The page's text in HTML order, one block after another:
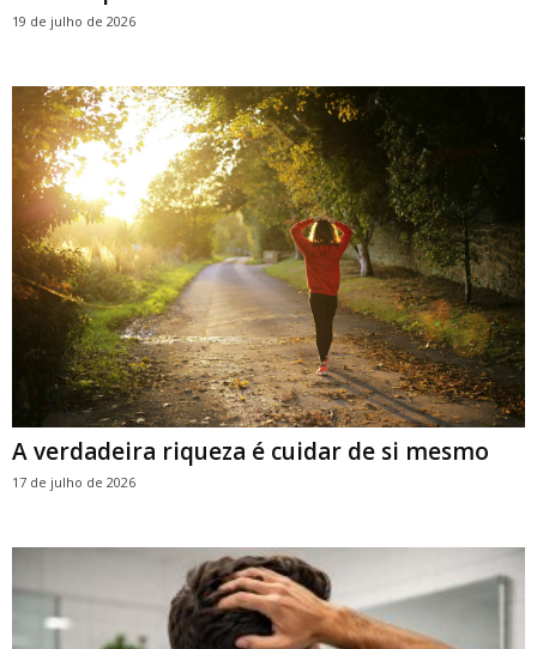
19 de julho de 2026
A verdadeira riqueza é cuidar de si mesmo
17 de julho de 2026